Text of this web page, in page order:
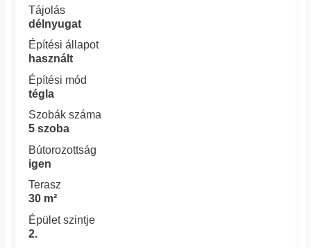
Tájolás
délnyugat
Építési állapot
használt
Építési mód
tégla
Szobák száma
5 szoba
Bútorozottság
igen
Terasz
30 m²
Épület szintje
2.